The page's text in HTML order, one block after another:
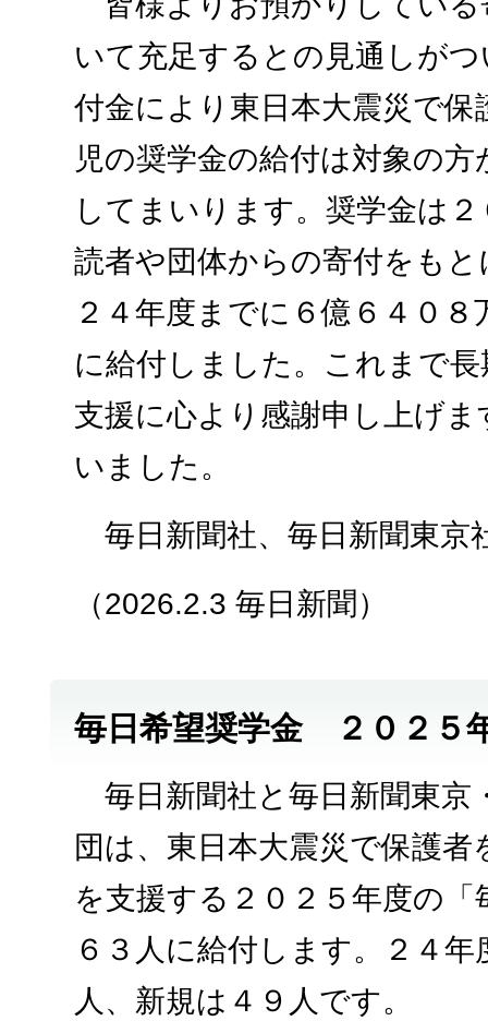
いて充足するとの見通しが
付金により東日本大震災で
児の奨学金の給付は対象の
してまいります。奨学金は
読者や団体からの寄付をも
２４年度までに６億６４０
に給付しました。これまで
支援に心より感謝申し上げ
いました。
毎日新聞社、毎日新聞東京
（2026.2.3 毎日新聞）
毎日希望奨学金 ２０２５
毎日新聞社と毎日新聞東京
団は、東日本大震災で保護
を支援する２０２５年度の
６３人に給付します。２４
人、新規は４９人です。